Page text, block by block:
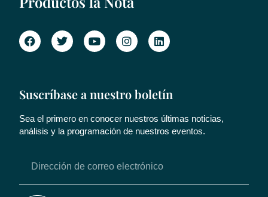
Suscríbase a nuestro boletín
Sea el primero en conocer nuestros últimas noticias,
análisis y la programación de nuestros eventos.